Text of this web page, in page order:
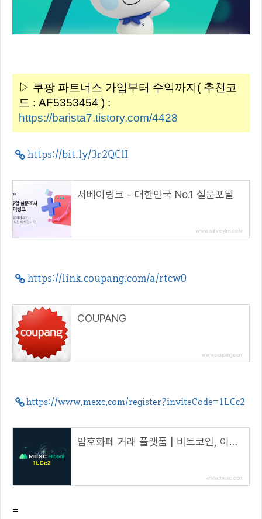
▷ 쿠팡 파트너스 가입부터 수익까지( 추천코
드 : AF5353454 ) :
https://barista7.tistory.com/4428
https://bit.ly/3r2QClI
서베이링크 - 대한민국 No.1 설문포탈
www.surveylink.co.kr
https://link.coupang.com/a/rtcw0
COUPANG
www.coupang.com
https://www.mexc.com/register?inviteCode=1LCc2
암호화폐 거래 플랫폼 | 비트코인, 이더리움, 알트코인, NFT, DeFi 구매 | MEXC
www.mexc.com
=